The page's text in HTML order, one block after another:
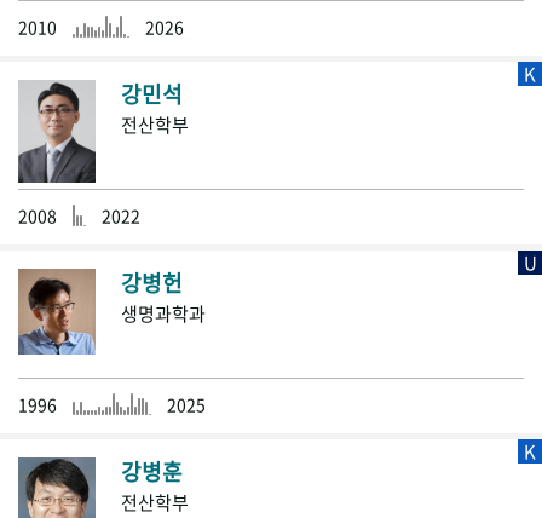
2010 2026
강민석
전산학부
2008 2022
K
강병헌
생명과학과
1996 2025
U
강병훈
전산학부
K